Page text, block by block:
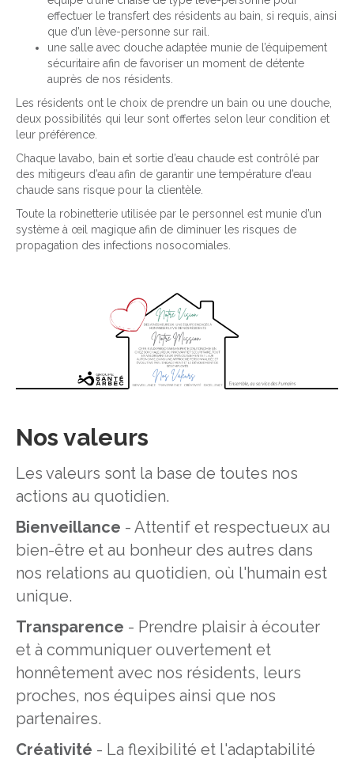
effectuer le transfert des résidents au bain, si requis, ainsi
que d’un lève-personne sur rail.
une salle avec douche adaptée munie de l’équipement
sécuritaire afin de favoriser un moment de détente
auprès de nos résidents.
Les résidents ont le choix de prendre un bain ou une douche,
deux possibilités qui leur sont offertes selon leur condition et
leur préférence.
Chaque lavabo, bain et sortie d’eau chaude est contrôlé par
des mitigeurs d’eau afin de garantir une température d’eau
chaude sans risque pour la clientèle.
Toute la robinetterie utilisée par le personnel est munie d’un
système à œil magique afin de diminuer les risques de
propagation des infections nosocomiales.
Nos valeurs
Les valeurs sont la base de toutes nos
actions au quotidien.
Bienveillance - Attentif et respectueux au
bien-être et au bonheur des autres dans
nos relations au quotidien, où l'humain est
unique.
Transparence - Prendre plaisir à écouter
et à communiquer ouvertement et
honnêtement avec nos résidents, leurs
proches, nos équipes ainsi que nos
partenaires.
Créativité - La flexibilité et l'adaptabilité